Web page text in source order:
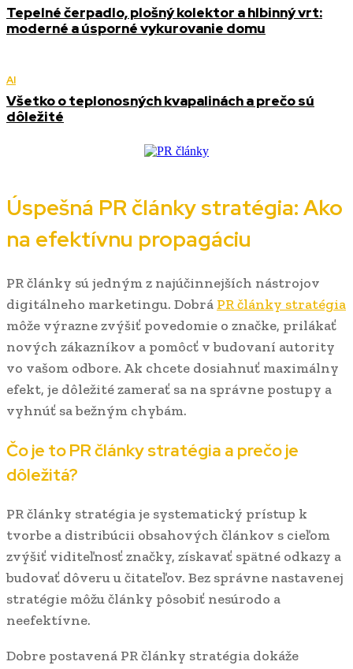
Tepelné čerpadlo, plošný kolektor a hlbinný vrt:
moderné a úsporné vykurovanie domu
AI
Všetko o teplonosných kvapalinách a prečo sú
dôležité
Úspešná PR články stratégia: Ako
na efektívnu propagáciu
PR články sú jedným z najúčinnejších nástrojov
digitálneho marketingu. Dobrá PR články stratégia
môže výrazne zvýšiť povedomie o značke, prilákať
nových zákazníkov a pomôcť v budovaní autority
vo vašom odbore. Ak chcete dosiahnuť maximálny
efekt, je dôležité zamerať sa na správne postupy a
vyhnúť sa bežným chybám.
Čo je to PR články stratégia a prečo je
dôležitá?
PR články stratégia je systematický prístup k
tvorbe a distribúcii obsahových článkov s cieľom
zvýšiť viditeľnosť značky, získavať spätné odkazy a
budovať dôveru u čitateľov. Bez správne nastavenej
stratégie môžu články pôsobiť nesúrodo a
neefektívne.
Dobre postavená PR články stratégia dokáže